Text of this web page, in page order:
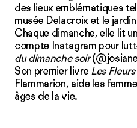
des lieux emblématiques
musée Delacroix et le
Chaque dimanche, elle lit
compte Instagram pour
du dimanche soir(@
Son premier livre Les Fleurs
Flammarion, aide les
âges de la vie.